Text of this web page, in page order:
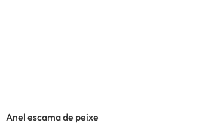
Anel escama de peixe